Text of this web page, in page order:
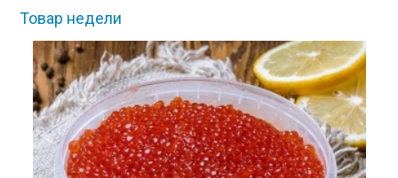
Товар недели